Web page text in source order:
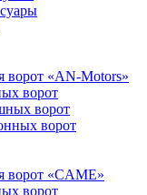
ворот «AN-Motors»
ворот
ворот
ворот
ворот «CAME»
ворот